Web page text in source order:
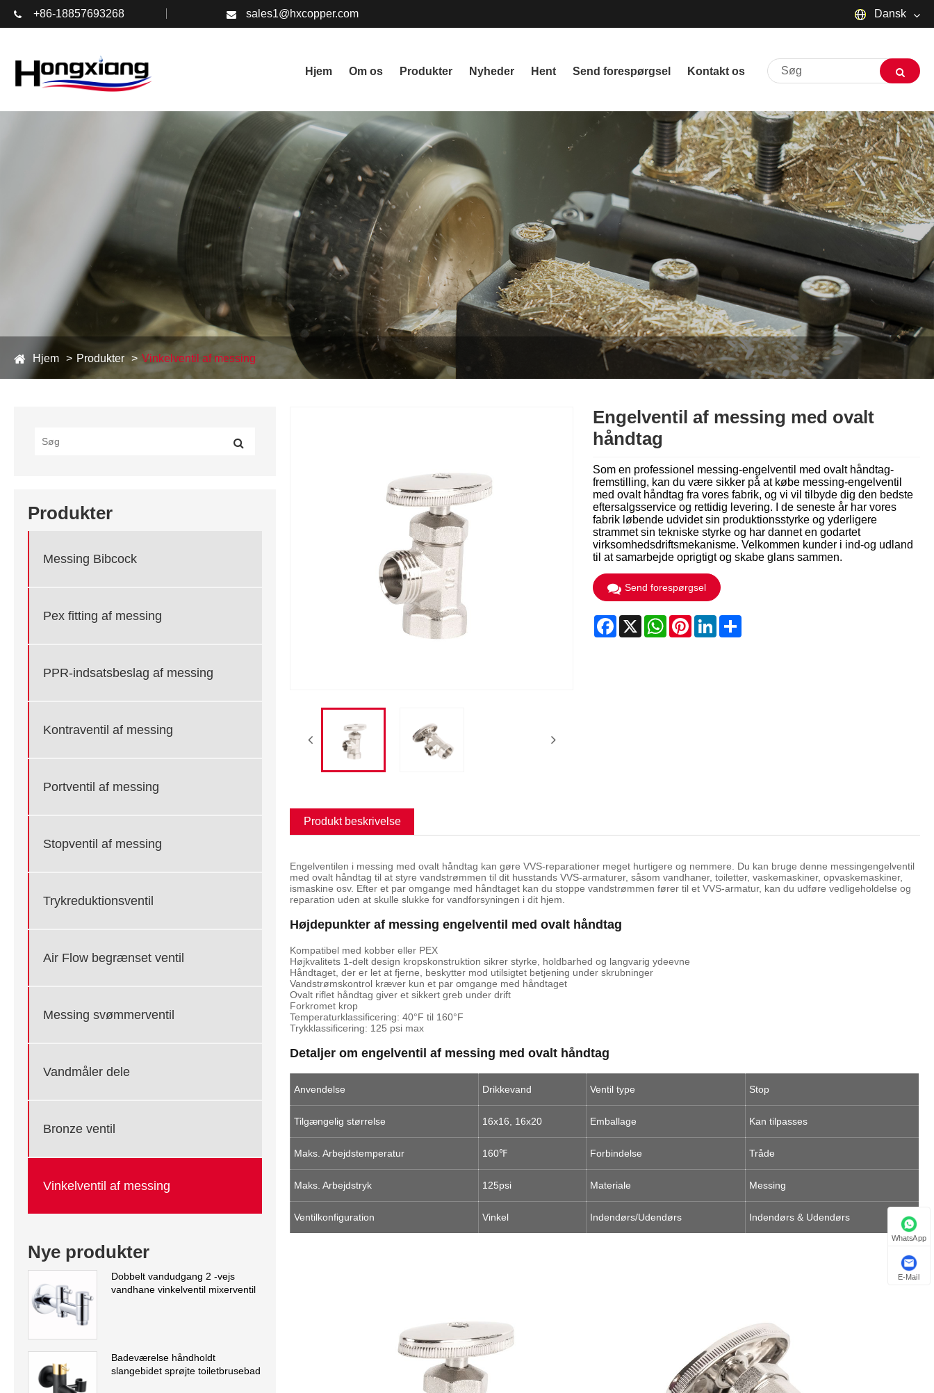
+86-18857693268 sales1@hxcopper.com Dansk
Français
Español
العربية
שפה עברית
Português
Italiano
Polski
Svenska
Dansk
Türkçe
český
ελληνικά
Hjem Om os Produkter Nyheder Hent Send forespørgsel Kontakt os
Hjem Produkter Vinkelventil af messing
Produkter
Messing Bibcock
Pex fitting af messing
PPR-indsatsbeslag af messing
Kontraventil af messing
Portventil af messing
Stopventil af messing
Trykreduktionsventil
Air Flow begrænset ventil
Messing svømmerventil
Vandmåler dele
Bronze ventil
Vinkelventil af messing
Nye produkter
Dobbelt vandudgang 2 -vejs
vandhane vinkelventil mixerventil
Badeværelse håndholdt
slangebidet sprøjte toiletbrusebad
Engelventil af messing med ovalt
håndtag
Som en professionel messing-engelventil med ovalt håndtag-
fremstilling, kan du være sikker på at købe messing-engelventil
med ovalt håndtag fra vores fabrik, og vi vil tilbyde dig den bedste
eftersalgsservice og rettidig levering. I de seneste år har vores
fabrik løbende udvidet sin produktionsstyrke og yderligere
strammet sin tekniske styrke og har dannet en godartet
virksomhedsdriftsmekanisme. Velkommen kunder i ind-og udland
til at samarbejde oprigtigt og skabe glans sammen.
Send forespørgsel
Facebook
X WhatsApp
PinterestLinkedInShare
Produkt beskrivelse
Engelventilen i messing med ovalt håndtag kan gøre VVS-reparationer meget hurtigere og nemmere. Du kan bruge denne messingengelventil
med ovalt håndtag til at styre vandstrømmen til dit husstands VVS-armaturer, såsom vandhaner, toiletter, vaskemaskiner, opvaskemaskiner,
ismaskine osv. Efter et par omgange med håndtaget kan du stoppe vandstrømmen fører til et VVS-armatur, kan du udføre vedligeholdelse og
reparation uden at skulle slukke for vandforsyningen i dit hjem.
Højdepunkter af messing engelventil med ovalt håndtag
Kompatibel med kobber eller PEX
Højkvalitets 1-delt design kropskonstruktion sikrer styrke, holdbarhed og langvarig ydeevne
Håndtaget, der er let at fjerne, beskytter mod utilsigtet betjening under skrubninger
Vandstrømskontrol kræver kun et par omgange med håndtaget
Ovalt riflet håndtag giver et sikkert greb under drift
Forkromet krop
Temperaturklassificering: 40°F til 160°F
Trykklassificering: 125 psi max
Detaljer om engelventil af messing med ovalt håndtag
Anvendelse Drikkevand Ventil type Stop
Tilgængelig størrelse 16x16, 16x20 Emballage Kan tilpasses
Maks. Arbejdstemperatur 160℉ Forbindelse Tråde
Maks. Arbejdstryk 125psi Materiale Messing
Ventilkonfiguration Vinkel Indendørs/Udendørs Indendørs & Udendørs
WhatsApp
E-Mail